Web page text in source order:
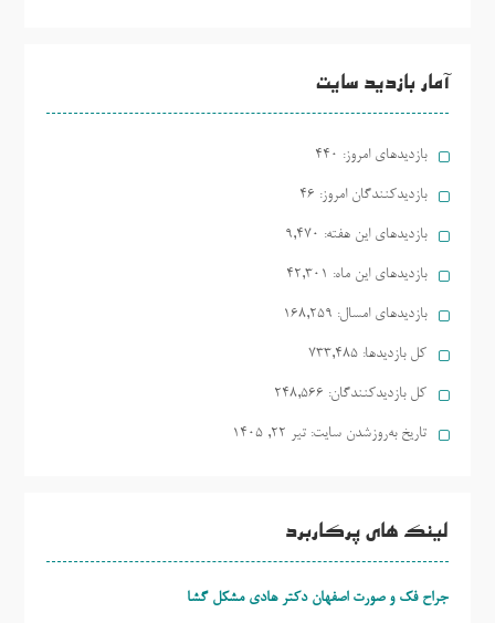
آمار بازدید سایت
بازدیدهای امروز: 440
بازدیدکنندگان امروز: 46
بازدیدهای این هفته: 9,470
بازدیدهای این ماه: 42,301
بازدیدهای امسال: 168,259
کل بازدیدها: 733,485
کل بازدیدکنند‌گان: 248,566
تاریخ به‌روزشدن سایت: تیر ۲۲, ۱۴۰۵
لینک های پرکاربرد
جراح فک و صورت اصفهان دکتر هادی مشکل گشا